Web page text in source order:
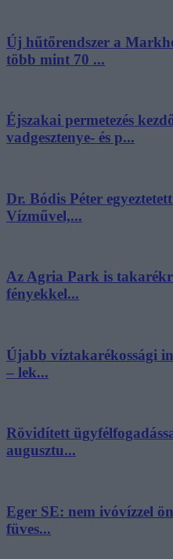
Új hűtőrendszer a
több mint 70 ...
Éjszakai permetezés
vadgesztenye- és p...
Dr. Bódis Péter
Vízművel,...
Az Agria Park is
fényekkel...
Újabb víztakarékossági
– lek...
Rövidített
augusztu...
Eger SE: nem ivóvízzel
füves...